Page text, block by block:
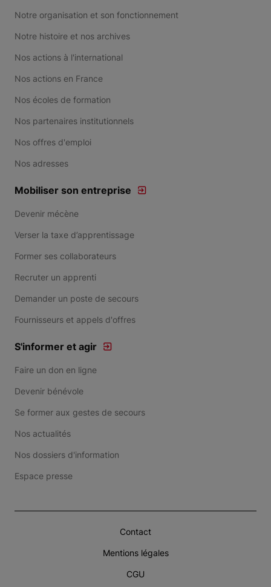
Notre organisation et son fonctionnement
Notre histoire et nos archives
Nos actions à l'international
Nos actions en France
Nos écoles de formation
Nos partenaires institutionnels
Nos offres d'emploi
Nos adresses
Mobiliser son entreprise
Devenir mécène
Verser la taxe d’apprentissage
Former ses collaborateurs
Recruter un apprenti
Demander un poste de secours
Fournisseurs et appels d'offres
S'informer et agir
Faire un don en ligne
Devenir bénévole
Se former aux gestes de secours
Nos actualités
Nos dossiers d'information
Espace presse
Contact
Mentions légales
CGU